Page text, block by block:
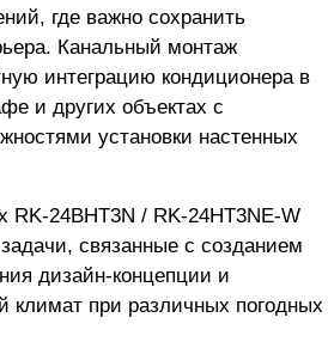
где важно сохранить
Канальный монтаж
интеграцию кондиционера в
и других объектах с
установки настенных
RK-24BHT3N / RK-24HT3NE-W
связанные с созданием
дизайн-концепции и
климат при различных погодных